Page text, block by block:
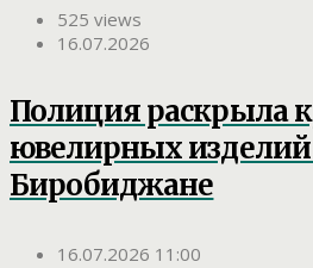
525 views
16.07.2026
Полиция раскрыла
ювелирных изделий
Биробиджане
16.07.2026 11:00